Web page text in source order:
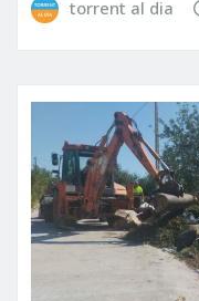
torrent al dia